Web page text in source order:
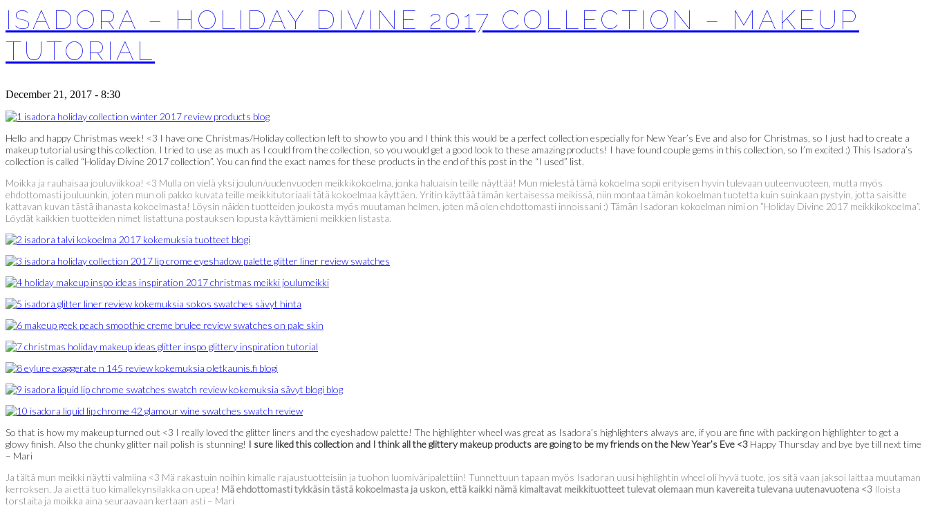
ISADORA – HOLIDAY DIVINE 2017 COLLECTION – MAKEUP
TUTORIAL
December 21, 2017 - 8:30
Hello and happy Christmas week! <3 I have one Christmas/Holiday collection left to show to you and I think this would be a perfect collection especially for New Year’s Eve and also for Christmas, so I just had to create a
makeup tutorial using this collection. I tried to use as much as I could from the collection, so you would get a good look to these amazing products! I have found couple gems in this collection, so I’m excited :) This Isadora’s
collection is called “Holiday Divine 2017 collection”. You can find the exact names for these products in the end of this post in the “I used” list.
Moikka ja rauhaisaa jouluviikkoa! <3 Mulla on vielä yksi joulun/uudenvuoden meikkikokoelma, jonka haluaisin teille näyttää! Mun mielestä tämä kokoelma sopii erityisen hyvin tulevaan uuteenvuoteen, mutta myös
ehdottomasti jouluunkin, joten mun oli pakko kuvata teille meikkitutoriaali tätä kokoelmaa käyttäen. Yritin käyttää tämän kertaisessa meikissä, niin montaa tämän kokoelman tuotetta kuin suinkaan pystyin, jotta saisitte
kattavan kuvan tästä ihanasta kokoelmasta! Löysin näiden tuotteiden joukosta myös muutaman helmen, joten mä olen ehdottomasti innoissani :) Tämän Isadoran kokoelman nimi on ”Holiday Divine 2017 meikkikokoelma”.
Löydät kaikkien tuotteiden nimet listattuna postauksen lopusta käyttämieni meikkien listasta.
So that is how my makeup turned out <3 I really loved the glitter liners and the eyeshadow palette! The highlighter wheel was great as Isadora’s highlighters always are, if you are fine with packing on highlighter to get a
glowy finish. Also the chunky glitter nail polish is stunning! I sure liked this collection and I think all the glittery makeup products are going to be my friends on the New Year’s Eve <3 Happy Thursday and bye bye till next time
– Mari
Ja tältä mun meikki näytti valmiina <3 Mä rakastuin noihin kimalle rajaustuotteisiin ja tuohon luomiväripalettiin! Tunnettuun tapaan myös Isadoran uusi highlightin wheel oli hyvä tuote, jos sitä vaan jaksoi laittaa muutaman
kerroksen. Ja ai että tuo kimallekynsilakka on upea! Mä ehdottomasti tykkäsin tästä kokoelmasta ja uskon, että kaikki nämä kimaltavat meikkituotteet tulevat olemaan mun kavereita tulevana uutenavuotena <3 Iloista
torstaita ja moikka aina seuraavaan kertaan asti – Mari